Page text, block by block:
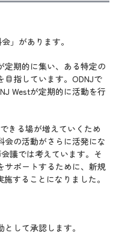
」があります。
定期的に集い、ある特定の
目指しています。ODNJで
Westが定期的に活動を行
きる場が増えていくため
会の活動がさらに活発にな
議では考えています。そ
サポートするために、新規
することになりました。
して承認します。